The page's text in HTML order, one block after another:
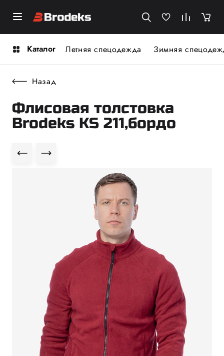
Каталог Летняя спецодежда Зимняя
Назад
Флисовая толстовка
Brodeks KS 211,бордо